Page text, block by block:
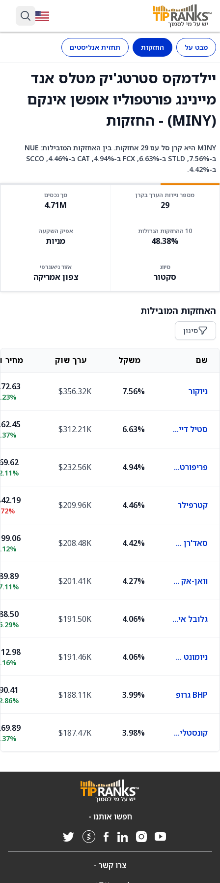
מבט על החזקות תחזית אנליסטים
יילדמקס סטרטג'יק מטלס אנד
מיינינג פורטפוליו אופשן אינקם
(MINY) - החזקות
MINY היא קרן סל עם 29 אחזקות. בין האחזקות המובילות: NUE
ב-7.56%, STLD ב-6.63%, FCX ב-4.94%, CAT ב-4.46%, SCCO
ב-4.42%.
מספר ניירות הערך בקרן
29
סך נכסים
4.71M
10 ההחזקות הגדולות
48.38%
אפיק השקעה
מניות
סיווג
סקטור
אזור גיאוגרפי
צפון אמריקה
האחזקות המובילות
סינון
שם משקל ערך שוק מחיר
ניוקור 7.56%
$356.32K
סטיל דיינמיקס 6.63%
$312.21K
פריפורט-מקמורן 4.94%
$232.56K
קטרפילר 4.46%
$209.96K
סאד'רן קופר 4.42%
$208.48K
וואן-אק גולד מיינרס 4.27%
$201.41K
גלובל איקס סילבר מיינרס 4.06%
$191.50K
ניומונט מיינינג 4.06%
$191.46K
BHP גרופ 3.99%
$188.11K
קונסטליישן אנרג'י 3.98%
$187.47K
חפשו אותנו -
צרו קשר -